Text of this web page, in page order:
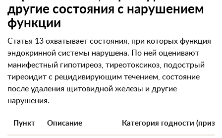
другие состояния с нарушением
функции
Статья 13 охватывает состояния, при которых функция
эндокринной системы нарушена. По ней оценивают
манифестный гипотиреоз, тиреотоксикоз, подострый
тиреоидит с рецидивирующим течением, состояние
после удаления щитовидной железы и другие
нарушения.
Пункт Описание Категория годности